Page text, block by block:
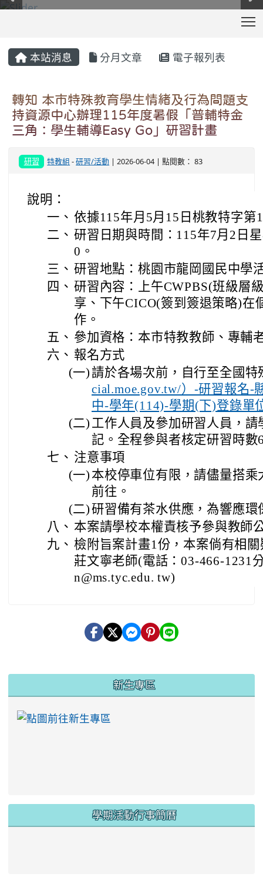
本站消息 分月文章 電子報列表
轉知 本市特殊教育學生情緒及行為問題支
持資源中心辦理115年度暑假「普輔特金
三角：學生輔導Easy Go」研習計畫
研習 特教組 -研習/活動 | 2026-06-04 | 點閱數： 83
說明：
一、 依據115年月5月15日桃教特字第
二、 研習日期與時間：115年7月2日
0。
三、 研習地點：桃園市龍岡國民中學
四、 研習內容：上午CWPBS(班級層
享、下午CICO(簽到簽退策略)在
作。
五、 參加資格：本市特教教師、專輔
六、 報名方式
(一) 請於各場次前，自行至全國特
cial.moe.gov.tw/）-研習報名-
中-學年(114)-學期(下)登錄單
(二) 工作人員及參加研習人員，
記。全程參與者核定研習時數
七、 注意事項
(一) 本校停車位有限，請儘量搭
前往。
(二)研習備有茶水供應，為響應
八、 本案請學校本權責核予參與教師
九、 檢附旨案計畫1份，本案倘有相
莊文寧老師(電話：03-466-1231
n@ms.tyc.edu. tw)
新生專區
學期活動行事簡曆